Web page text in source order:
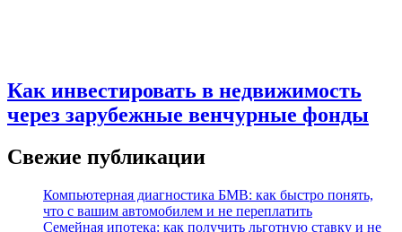
Как инвестировать в недвижимость
через зарубежные венчурные фонды
Свежие публикации
Компьютерная диагностика БМВ: как быстро понять,
что с вашим автомобилем и не переплатить
Семейная ипотека: как получить льготную ставку и не